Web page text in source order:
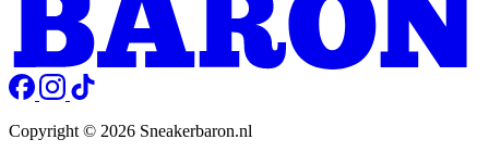
Copyright © 2026 Sneakerbaron.nl